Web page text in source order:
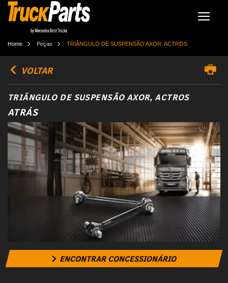
Home Peças TRIÂNGULO DE SUSPENSÃO AXOR, ACTROS
VOLTAR
TRIÂNGULO DE SUSPENSÃO AXOR, ACTROS
ATRÁS
ENCONTRAR CONCESSIONÁRIO